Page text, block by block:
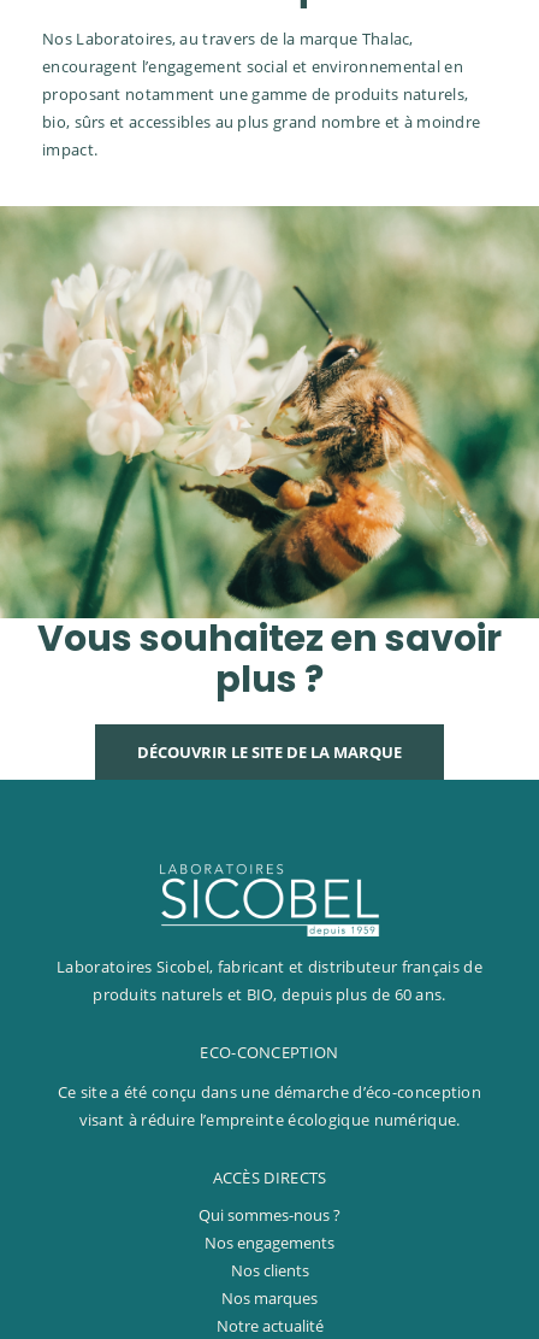
Nos Laboratoires, au travers de la marque Thalac,
encouragent l’engagement social et environnemental en
proposant notamment une gamme de produits naturels,
bio, sûrs et accessibles au plus grand nombre et à moindre
impact.
Vous souhaitez en savoir
plus ?
DÉCOUVRIR LE SITE DE LA MARQUE
Laboratoires Sicobel, fabricant et distributeur français de
produits naturels et BIO, depuis plus de 60 ans.
ECO-CONCEPTION
Ce site a été conçu dans une démarche d’éco-conception
visant à réduire l’empreinte écologique numérique.
ACCÈS DIRECTS
Qui sommes-nous ?
Nos engagements
Nos clients
Nos marques
Notre actualité